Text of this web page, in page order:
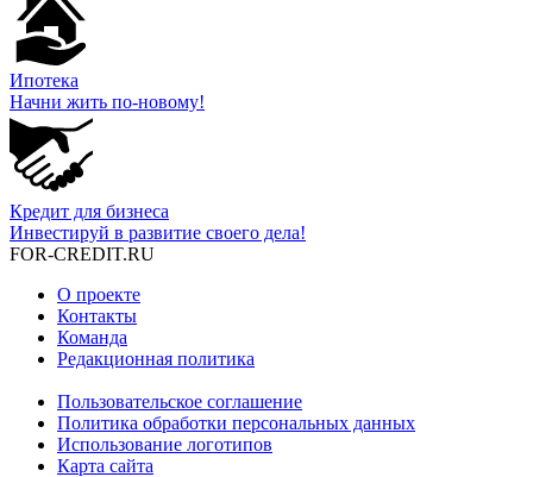
Ипотека
Начни жить по-новому!
Кредит для бизнеса
Инвестируй в развитие своего дела!
FOR-CREDIT.RU
О проекте
Контакты
Команда
Редакционная политика
Пользовательское соглашение
Политика обработки персональных данных
Использование логотипов
Карта сайта